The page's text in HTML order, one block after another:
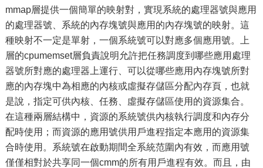
mmap層提供一個簡單的映射對，實現系統的處理器號與應用
的處理器號、系統的內存塊號與應用的內存塊號的映射。這
種映射不一定是單射，一個系統號可以對應多個應用號。上
層的cpumemset層負責說明允許把任務調度到哪些應用處理
器號所對應的處理器上運行、可以從哪些應用內存塊號所對
應的內存塊中為相應的內核或虛擬存儲區分配內存頁，也就
是說，指定可供內核、任務、虛擬存儲區使用的資源集合。
在這種兩層結構中，資源的系統號供內核執行調度和內存分
配時使用；而資源的應用號供用戶進程指定本應用的資源集
合時使用。系統號在啟動期間全系統范圍內有效，而應用號
僅僅相對於共享同一個cmm的所有用戶進程有效。而且，由